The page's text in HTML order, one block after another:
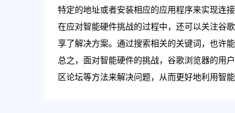
特定的地址或者安装相应的应用程序来实现连接
在应对智能硬件挑战的过程中，还可以关注谷
享了解决方案。通过搜索相关的关键词，也许
总之，面对智能硬件的挑战，谷歌浏览器的用
区论坛等方法来解决问题，从而更好地利用智